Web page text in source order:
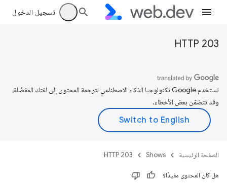
تسجيل الدخول
HTTP 203
تستخدم Google تكنولوجيا الذكاء الاصطناعي لترجمة المحتوى إلى لغتك المفضّلة،
وقد تتضمّن بعض الأخطاء.
الصفحة الرئيسية Shows
HTTP 203
هل كان المحتوى مفيدًا؟